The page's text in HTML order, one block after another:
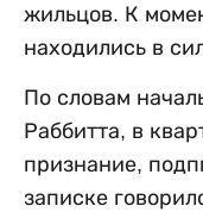
жильцов. К
находились в
По словам
Раббитта, в
признание,
записке